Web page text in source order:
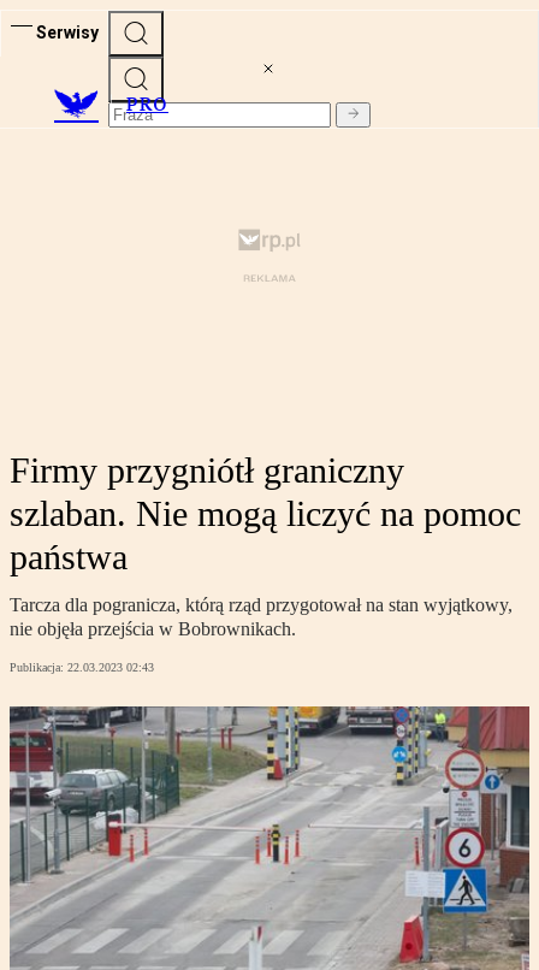
Serwisy
PRO
Firmy przygniótł graniczny
szlaban. Nie mogą liczyć na pomoc
państwa
Tarcza dla pogranicza, którą rząd przygotował na stan wyjątkowy,
nie objęła przejścia w Bobrownikach.
Publikacja: 22.03.2023 02:43